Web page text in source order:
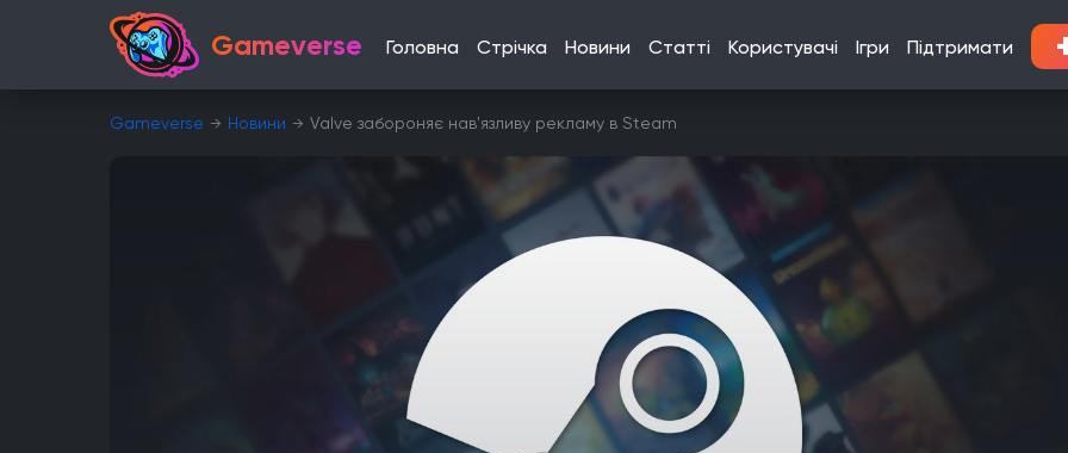
Gameverse Головна Стрічка Новини Статті Користувачі Ігри Підтримати
Gameverse Новини Valve забороняє нав'язливу рекламу в Steam